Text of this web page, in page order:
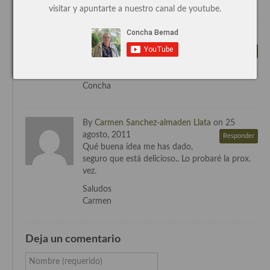
Cocina de Guatemala
Cocina de Nicaragua
Cocina Jamaicana
Cocina peruana
Cocina de Oriente Medio
Cocina Siria
ByConcha Bernad
A mi hija le encanta¡¡¡, se lo tengo
Concha
By Carmen Sanchez-almaden Llata on 25
agosto, 2011
Responder
Qué buena idea me has dado,
seguro que está delicioso.. Lo probaré la prox.
vez.
Saludos
Carmen
Deja un comentario
Nombre (requerido)
visitar y apuntarte a nuestro canal de youtube.